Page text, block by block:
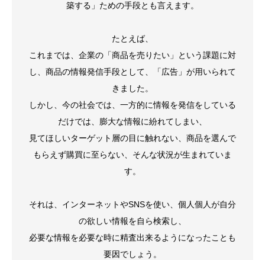
築する」ための手段とも言えます。
たとえば、
これまでは、企業の「商品を売りたい」という課題に対
し、商品の情報発信手段として、「広告」が用いられて
きました。
しかし、今の社会では、一方的に情報を発信をしている
だけでは、膨大な情報に紛れてしまい、
見てほしいターゲット層の目に触れない、商品を選んで
もらえず購買に至らない、そんな状況が生まれていま
す。
それは、インターネットやSNSを使い、個人個人が自分
の欲しい情報を自ら検索し、
必要な情報を必要な時に精査出来るようになったことも
要因でしょう。